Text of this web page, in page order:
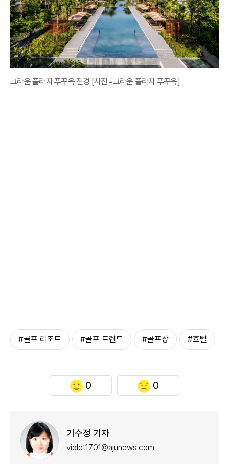
크라운 플라자 푸꾸옥 전경 [사진=크라운 플라자 푸꾸옥]
#골프 리조트 #골프 트렌드 #골프장 #호텔
0 0
기수정 기자
violet1701@ajunews.com